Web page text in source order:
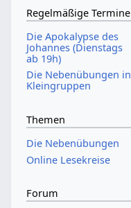
Regelmäßige Termine
Die Apokalypse des
Johannes (Dienstags
ab 19h)
Die Nebenübungen in
Kleingruppen
Themen
Die Nebenübungen
Online Lesekreise
Forum